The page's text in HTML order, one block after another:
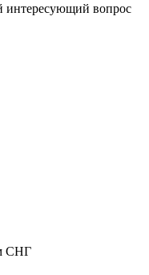
интересующий вопрос
СНГ